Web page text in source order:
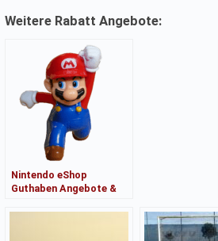
Weitere Rabatt Angebote:
Nintendo eShop
Guthaben Angebote &